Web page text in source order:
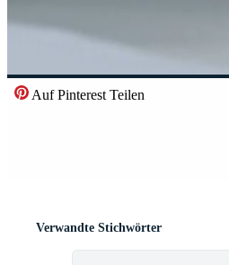
Auf Pinterest Teilen
Verwandte Stichwörter